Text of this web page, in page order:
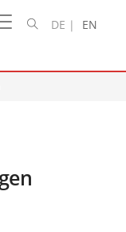
DE | EN